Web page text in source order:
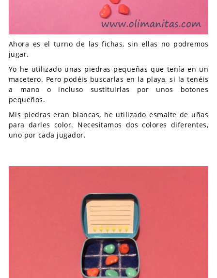
Ahora es el turno de las fichas, sin ellas no podremos
jugar.
Yo he utilizado unas piedras pequeñas que tenía en un
macetero. Pero podéis buscarlas en la playa, si la tenéis
a mano o incluso sustituirlas por unos botones
pequeños.
Mis piedras eran blancas, he utilizado esmalte de uñas
para darles color. Necesitamos dos colores diferentes,
uno por cada jugador.